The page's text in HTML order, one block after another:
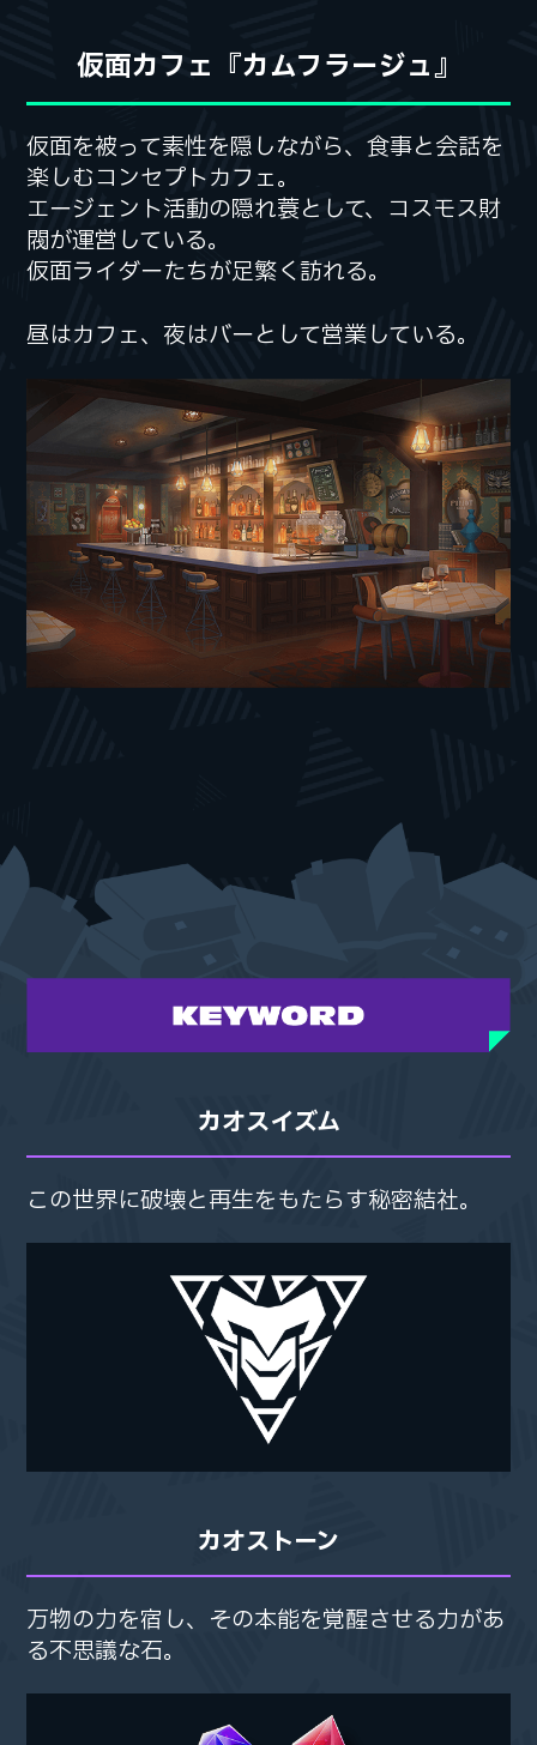
仮面カフェ『カムフラージュ』
仮面を被って素性を隠しながら、食事と会話を
楽しむコンセプトカフェ。
エージェント活動の隠れ蓑として、 コスモス財
閥が運営している。
仮面ライダーたちが足繁く訪れる。
昼はカフェ、夜はバーとして営業している。
仮面を被って素性を隠しながら、食事と会話を
楽しむコンセプトカフェ。
エージェント活動の隠れ蓑として、 コスモス財
閥が運営している。
仮面ライダーたちが足繁く訪れる。
昼はカフェ、夜はバーとして営業している。
カオスイズム
この世界に破壊と再生をもたらす秘密結社。
この世界に破壊と再生をもたらす秘密結社。
カオストーン
万物の力を宿し、 その本能を覚醒させる力があ
る不思議な石。
万物の力を宿し、 その本能を覚醒させる力があ
る不思議な石。